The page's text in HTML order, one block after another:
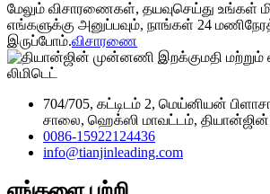
மேலும் விசாரணைகள், தயவுசெய்து
எங்களுக்கு அனுப்பவும், நாங்கள் 24
இருப்போம்.விசாரணை
704/705, கட்டிடம் 2, மெய்னியன்
சாலை, ஹெக்ஸி மாவட்டம், தியான்ஜின்
0086-15922124436
info@tianjinleading.com